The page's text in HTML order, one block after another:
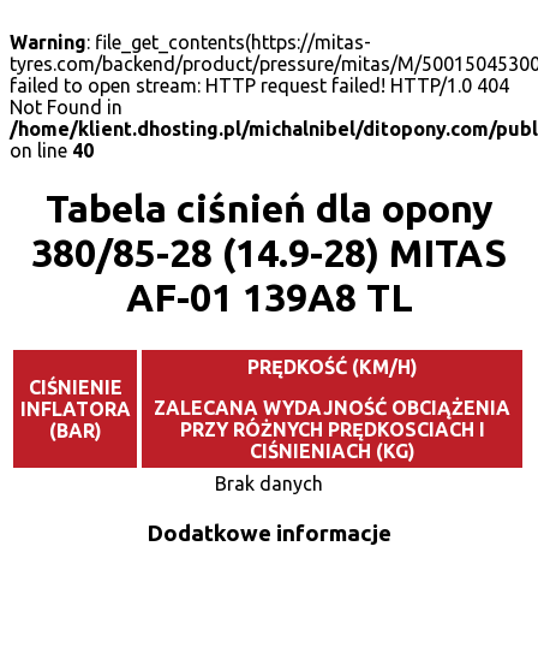
Warning: file_get_contents(https://mitas-
tyres.com/backend/product/pressure/mitas/M/
failed to open stream: HTTP request failed! HTTP/1.0 404
Not Found in
/home/klient.dhosting.pl/michalnibel/ditopony.com/
on line 40
Tabela ciśnień dla opony
380/85-28 (14.9-28) MITAS
AF-01 139A8 TL
CIŚNIENIE
INFLATORA
(BAR)
PRĘDKOŚĆ (KM/H)
ZALECANA WYDAJNOŚĆ OBCIĄŻENIA
PRZY RÓŻNYCH PRĘDKOSCIACH I
CIŚNIENIACH (KG)
Brak danych
Dodatkowe informacje